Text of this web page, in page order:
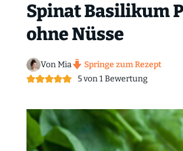
Spinat Basilikum
ohne Nüsse
Von Mia
Springe zum Rezept
5von 1 Bewertung